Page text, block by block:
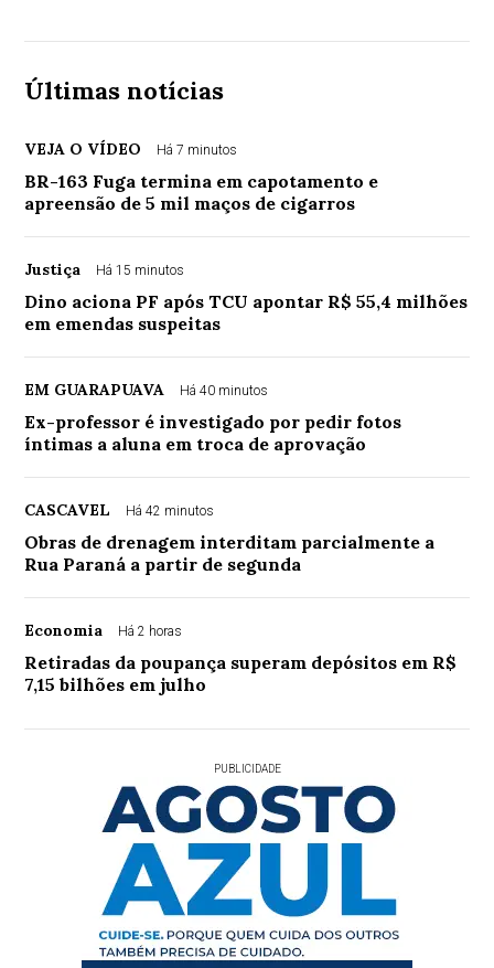
Últimas notícias
VEJA O VÍDEO Há 7 minutos
BR-163 Fuga termina em capotamento e
apreensão de 5 mil maços de cigarros
Justiça Há 15 minutos
Dino aciona PF após TCU apontar R$ 55,4 milhões
em emendas suspeitas
EM GUARAPUAVA Há 40 minutos
Ex-professor é investigado por pedir fotos
íntimas a aluna em troca de aprovação
CASCAVEL Há 42 minutos
Obras de drenagem interditam parcialmente a
Rua Paraná a partir de segunda
Economia Há 2 horas
Retiradas da poupança superam depósitos em R$
7,15 bilhões em julho
PUBLICIDADE